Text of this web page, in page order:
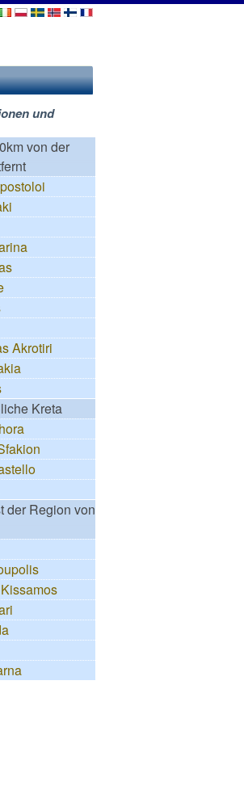
und
von der
Akrotiri
Kreta
der Region von